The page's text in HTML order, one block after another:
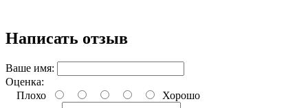
Написать отзыв
Ваше имя:
Оценка:
Плохо
Хорошо